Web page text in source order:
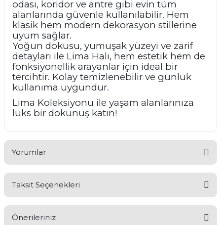
odası, koridor ve antre gibi evin tüm
alanlarında güvenle kullanılabilir. Hem
klasik hem modern dekorasyon stillerine
uyum sağlar.
Yoğun dokusu, yumuşak yüzeyi ve zarif
detayları ile Lima Halı, hem estetik hem de
fonksiyonellik arayanlar için ideal bir
tercihtir. Kolay temizlenebilir ve günlük
kullanıma uygundur.
Lima Koleksiyonu ile yaşam alanlarınıza
lüks bir dokunuş katın!
Yorumlar
Taksit Seçenekleri
Önerileriniz